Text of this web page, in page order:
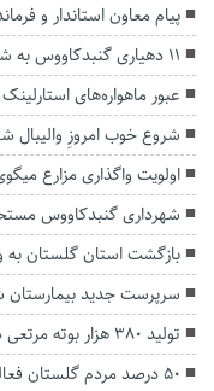
پیام معاون استاندار و
۱۱ دهیاری گنبدکاووس به شبکه حفاظت مردمی منابع طبیعی پیوستند
عبور ماهواره‌های
شروع خوب امروزِ والیبال
اولویت واگذاری مزارع
شهرداری گنبدکاووس
بازگشت استان گلستان به
سرپرست جدید بیمارستان شهدای ۱۲ دی
تولید ۳۸۰ هزار بوته مرتعی در گنبدکاووس با هدف کاهش بیابان زایی
۵۰ درصد مردم گلستان فعالیت بدنی مطلوب ندارند